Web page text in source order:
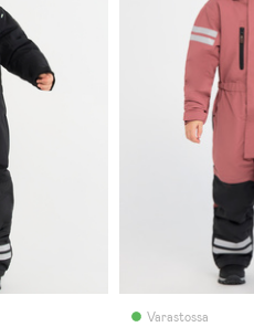
Varastossa